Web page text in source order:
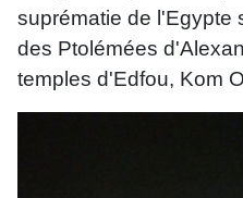
suprématie de l'Egypte
des Ptolémées
temples d'Edfou, Kom